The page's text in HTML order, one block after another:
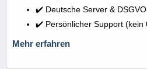
✔️ Deutsche Server &
✔️ Persönlicher Support (kein
Mehr erfahren